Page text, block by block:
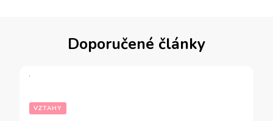
Doporučené články
VZTAHY